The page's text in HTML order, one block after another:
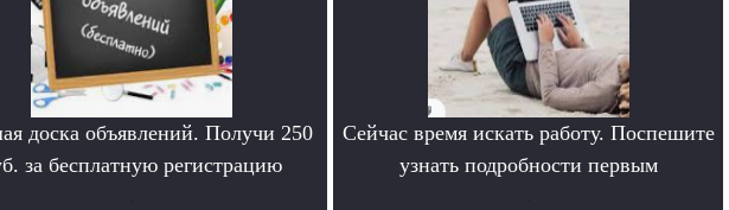
доска объявлений. Получи 250
за бесплатную регистрацию
Сейчас время искать работу. Поспешите
узнать подробности первым